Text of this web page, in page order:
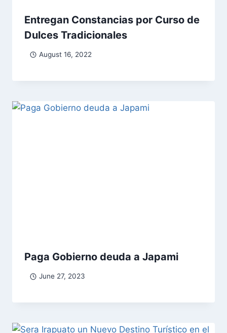
Entregan Constancias por Curso de
Dulces Tradicionales
August 16, 2022
Paga Gobierno deuda a Japami
June 27, 2023